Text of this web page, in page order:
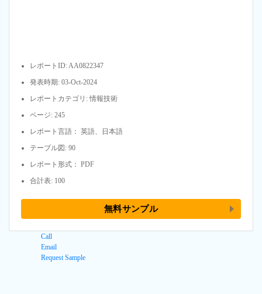
レポートID: AA0822347
発表時期: 03-Oct-2024
レポートカテゴリ: 情報技術
ページ: 245
レポート言語： 英語、日本語
テーブル図: 90
レポート形式： PDF
合計表: 100
無料サンプル
Call
Email
Request Sample